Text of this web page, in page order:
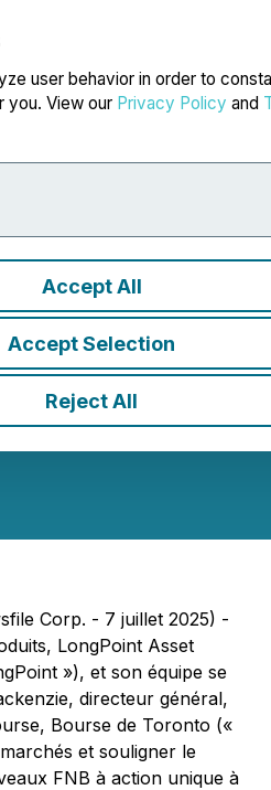
user behavior in order to
you. View our Privacy Policy and
Accept All
Accept Selection
Reject All
Inc. ouvre les
EDT | Source:Toronto Stock
Corp. - 7 juillet 2025) -
LongPoint Asset
»), et son équipe se
directeur général,
Bourse de Toronto («
et souligner le
FNB à action unique à